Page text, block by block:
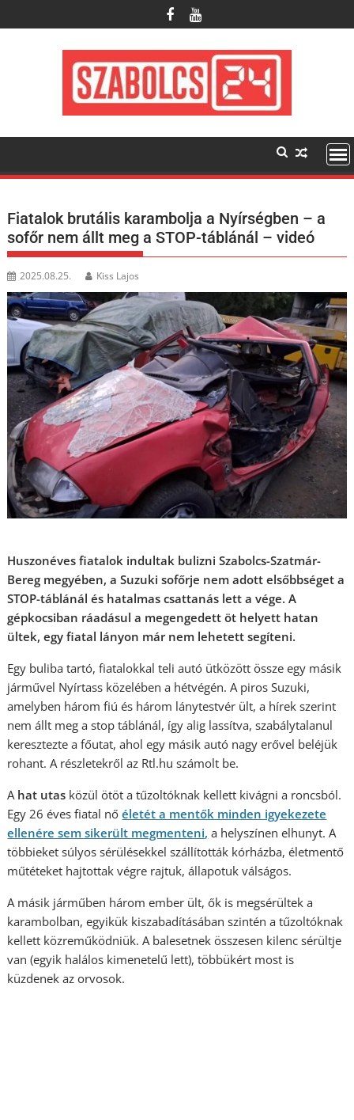
to
Fiatalok brutális karambolja a Nyírségben – a
sofőr nem állt meg a STOP-táblánál – videó
2025.08.25. Kiss Lajos
Huszonéves fiatalok indultak bulizni Szabolcs-Szatmár-
Bereg megyében, a Suzuki sofőrje nem adott elsőbbséget a
STOP-táblánál és hatalmas csattanás lett a vége. A
gépkocsiban ráadásul a megengedett öt helyett hatan
ültek, egy fiatal lányon már nem lehetett segíteni.
Egy buliba tartó, fiatalokkal teli autó ütközött össze egy másik
járművel Nyírtass közelében a hétvégén. A piros Suzuki,
amelyben három fiú és három lánytestvér ült, a hírek szerint
nem állt meg a stop táblánál, így alig lassítva, szabálytalanul
keresztezte a főutat, ahol egy másik autó nagy erővel beléjük
rohant. A részletekről az Rtl.hu számolt be.
A hat utas közül ötöt a tűzoltóknak kellett kivágni a roncsból.
Egy 26 éves fiatal nőéletét a mentők minden igyekezete
ellenére sem sikerült megmenteni, a helyszínen elhunyt. A
többieket súlyos sérülésekkel szállították kórházba, életmentő
műtéteket hajtottak végre rajtuk, állapotuk válságos.
A másik járműben három ember ült, ők is megsérültek a
karambolban, egyikük kiszabadításában szintén a tűzoltóknak
kellett közreműködniük. A balesetnek összesen kilenc sérültje
van (egyik halálos kimenetelű lett), többükért most is
küzdenek az orvosok.